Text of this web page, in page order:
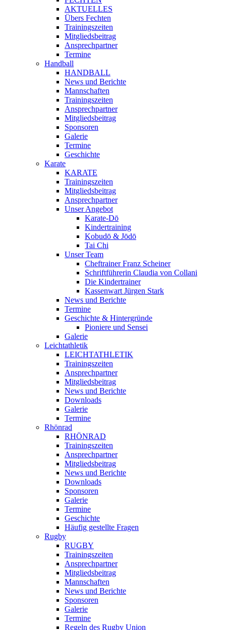
AKTUELLES
Übers Fechten
Trainingszeiten
Mitgliedsbeitrag
Ansprechpartner
Termine
Handball
HANDBALL
News und Berichte
Mannschaften
Trainingszeiten
Ansprechpartner
Mitgliedsbeitrag
Sponsoren
Galerie
Termine
Geschichte
Karate
KARATE
Trainingszeiten
Mitgliedsbeitrag
Ansprechpartner
Unser Angebot
Karate-Dō
Kindertraining
Kobudō & Jōdō
Tai Chi
Unser Team
Cheftrainer Franz Scheiner
Schriftführerin Claudia von Collani
Die Kindertrainer
Kassenwart Jürgen Stark
News und Berichte
Termine
Geschichte & Hintergründe
Pioniere und Sensei
Galerie
Leichtathletik
LEICHTATHLETIK
Trainingszeiten
Ansprechpartner
Mitgliedsbeitrag
News und Berichte
Downloads
Galerie
Termine
Rhönrad
RHÖNRAD
Trainingszeiten
Ansprechpartner
Mitgliedsbeitrag
News und Berichte
Downloads
Sponsoren
Galerie
Termine
Geschichte
Häufig gestellte Fragen
Rugby
RUGBY
Trainingszeiten
Ansprechpartner
Mitgliedsbeitrag
Mannschaften
News und Berichte
Sponsoren
Galerie
Termine
Regeln des Rugby Union